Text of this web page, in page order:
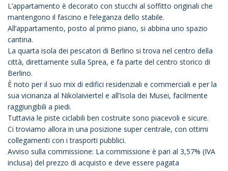
L’appartamento è decorato con stucchi al soffitto originali che
mantengono il fascino e l’eleganza dello stabile.
All’appartamento, posto al primo piano, si abbina uno spazio
cantina.
La quarta isola dei pescatori di Berlino si trova nel centro della
città, direttamente sulla Sprea, e fa parte del centro storico di
Berlino.
È noto per il suo mix di edifici residenziali e commerciali e per la
sua vicinanza al Nikolaiviertel e all’Isola dei Musei, facilmente
raggiungibili a piedi.
Tuttavia le piste ciclabili ben costruite sono piacevoli e sicure.
Ci troviamo allora in una posizione super centrale, con ottimi
collegamenti con i trasporti pubblici.
Avviso sulla commissione: La commissione è pari al 3,57% (IVA
inclusa) del prezzo di acquisto e deve essere pagata